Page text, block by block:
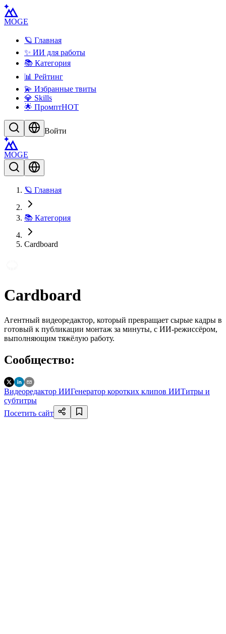
MOGE
🪐 Главная
✨ ИИ для работы
📚 Категория
📊 Рейтинг
💫 Избранные твиты
💎 Skills
🌟 ПромптHOT
Войти
MOGE
🪐 Главная
📚 Категория
Cardboard
Cardboard
Агентный видеоредактор, который превращает сырые кадры в
готовый к публикации монтаж за минуты, с ИИ-режиссёром,
выполняющим тяжёлую работу.
Сообщество:
Видеоредактор ИИГенератор коротких клипов ИИТитры и
субтитры
Посетить сайт